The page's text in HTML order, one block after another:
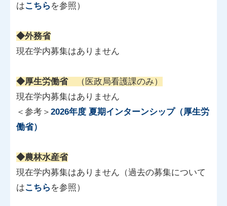
はこちら を参照）
◆外務省
現在学内募集はありません
◆厚生労働省（医政局看護課のみ）
現在学内募集はありません
＜参考＞ 2026年度 夏期インターンシップ（厚生労
働省）
◆農林水産省
現在学内募集はありません（過去の募集について
はこちら を参照）